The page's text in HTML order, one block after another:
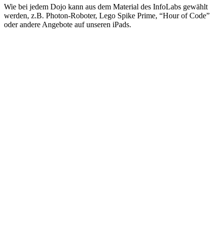
Wie bei jedem Dojo kann aus dem Material des InfoLabs gewählt
werden, z.B. Photon-Roboter, Lego Spike Prime, “Hour of Code”
oder andere Angebote auf unseren iPads.